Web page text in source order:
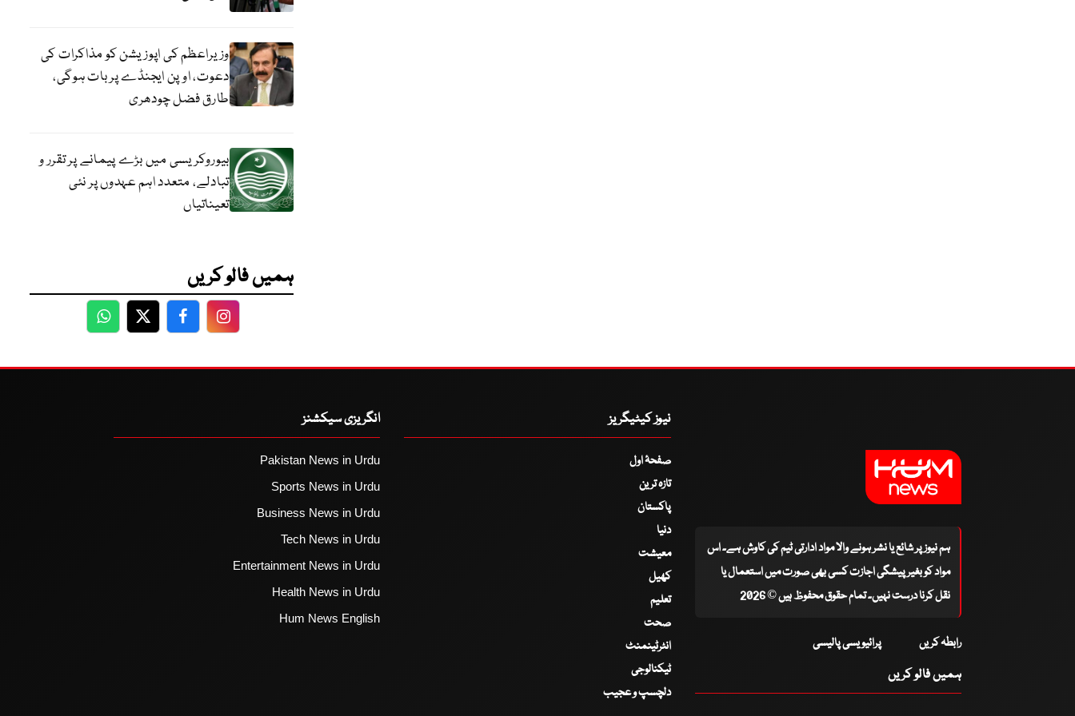
وزیراعظم کی اپوزیشن کو مذاکرات کی
دعوت، اوپن ایجنڈے پر بات ہوگی،
طارق فضل چودھری
بیوروکریسی میں بڑے پیمانے پر تقرر و
تبادلے، متعدد اہم عہدوں پر نئی
تعیناتیاں
ہمیں فالو کریں
WhatsApp
TwitterFacebookFacebook
ہم نیوز پر شائع یا نشر ہونے والا مواد ادارتی ٹیم کی کاوش ہے۔ اس
مواد کو بغیر پیشگی اجازت کسی بھی صورت میں استعمال یا
نقل کرنا درست نہیں۔ تمام حقوق محفوظ ہیں © 2026
رابطہ کریں پرائیویسی پالیسی
ہمیں فالو کریں
نیوز کیٹیگریز
صفحۂ اول
تازہ ترین
پاکستان
دنیا
معیشت
کھیل
تعلیم
صحت
انٹرٹینمنٹ
ٹیکنالوجی
دلچسپ و عجیب
انگریزی سیکشنز
Pakistan News in Urdu
Sports News in Urdu
Business News in Urdu
Tech News in Urdu
Entertainment News in Urdu
Health News in Urdu
Hum News English